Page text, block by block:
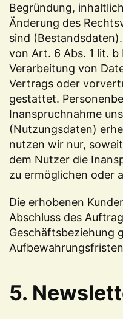
Begründung,
Änderung des
sind
von Art. 6 Abs. 1 lit. b
Verarbeitung von
Vertrags oder
gestattet.
Inanspruchnahme
(Nutzungsdaten)
nutzen wir nur,
dem Nutzer die
zu ermöglichen oder
Die erhobenen
Abschluss des
Geschäftsbeziehung
5.